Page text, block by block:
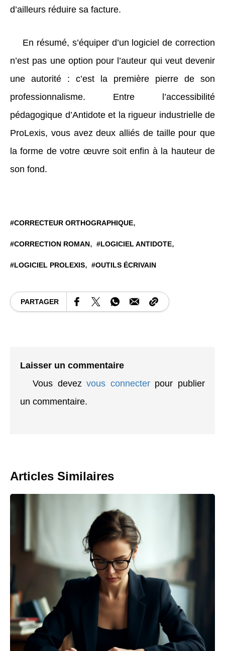
d’ailleurs réduire sa facture.
En résumé, s’équiper d’un logiciel de correction
n’est pas une option pour l’auteur qui veut devenir
une autorité : c’est la première pierre de son
professionnalisme. Entre l’accessibilité
pédagogique d’Antidote et la rigueur industrielle de
ProLexis, vous avez deux alliés de taille pour que
la forme de votre œuvre soit enfin à la hauteur de
son fond.
CORRECTEUR ORTHOGRAPHIQUE
CORRECTION ROMAN LOGICIEL ANTIDOTE
LOGICIEL PROLEXIS OUTILS ÉCRIVAIN
PARTAGER
Laisser un commentaire
Vous devezvous connecterpour publier
un commentaire.
Articles Similaires